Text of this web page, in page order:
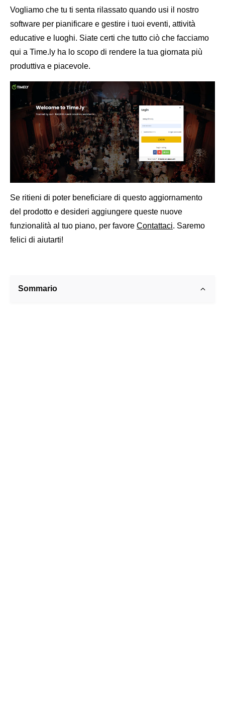
Vogliamo che tu ti senta rilassato quando usi il nostro
software per pianificare e gestire i tuoi eventi, attività
educative e luoghi. Siate certi che tutto ciò che facciamo
qui a Time.ly ha lo scopo di rendere la tua giornata più
produttiva e piacevole.
Se ritieni di poter beneficiare di questo aggiornamento
del prodotto e desideri aggiungere queste nuove
funzionalità al tuo piano, per favore Contattaci. Saremo
felici di aiutarti!
Sommario